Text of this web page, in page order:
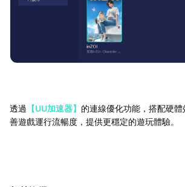
透過 【UU加速器】 的連線優化功能，搭配硬
善遊戲運行流暢度，提供更穩定的遊玩體驗。